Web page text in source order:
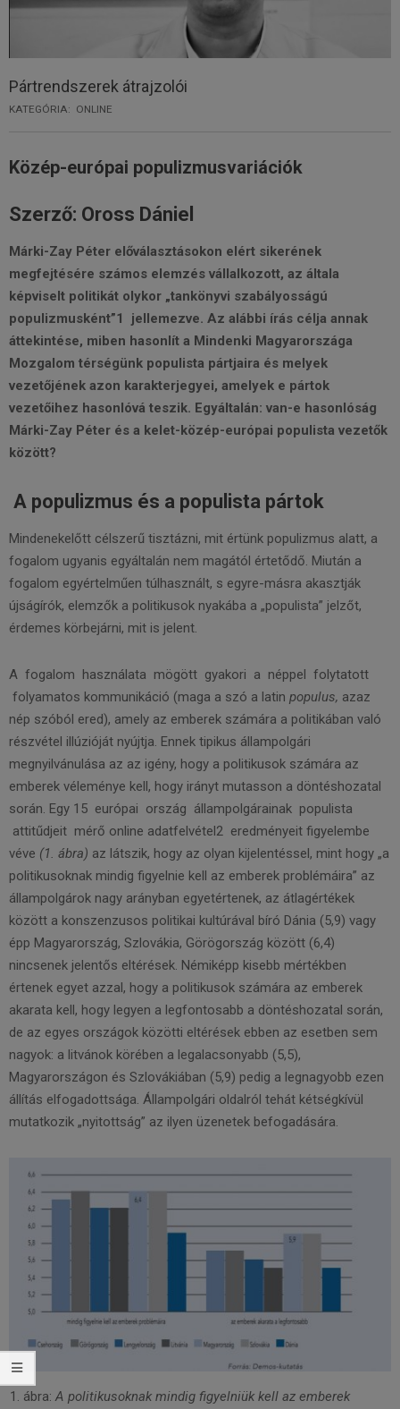
Pártrendszerek átrajzolói
KATEGÓRIA: ONLINE
Közép-európai populizmusvariációk
Szerző: Oross Dániel
Márki-Zay Péter előválasztásokon elért sikerének
megfejtésére számos elemzés vállalkozott, az általa
képviselt politikát olykor „tankönyvi szabályosságú
populizmusként”1 jellemezve. Az alábbi írás célja annak
áttekintése, miben hasonlít a Mindenki Magyarországa
Mozgalom térségünk populista pártjaira és melyek
vezetőjének azon karakterjegyei, amelyek e pártok
vezetőihez hasonlóvá teszik. Egyáltalán: van-e hasonlóság
Márki-Zay Péter és a kelet-közép-európai populista vezetők
között?
A populizmus és a populista pártok
Mindenekelőtt célszerű tisztázni, mit értünk populizmus alatt, a
fogalom ugyanis egyáltalán nem magától értetődő. Miután a
fogalom egyértelműen túlhasznált, s egyre-másra akasztják
újságírók, elemzők a politikusok nyakába a „populista” jelzőt,
érdemes körbejárni, mit is jelent.
A fogalom használata mögött gyakori a néppel folytatott
folyamatos kommunikáció (maga a szó a latin populus, azaz
nép szóból ered), amely az emberek számára a politikában való
részvétel illúzióját nyújtja. Ennek tipikus állampolgári
megnyilvánulása az az igény, hogy a politikusok számára az
emberek véleménye kell, hogy irányt mutasson a döntéshozatal
során. Egy 15 európai ország állampolgárainak populista
attitűdjeit mérő online adatfelvétel2 eredményeit figyelembe
véve (1. ábra) az látszik, hogy az olyan kijelentéssel, mint hogy „a
politikusoknak mindig figyelnie kell az emberek problémáira” az
állampolgárok nagy arányban egyetértenek, az átlagértékek
között a konszenzusos politikai kultúrával bíró Dánia (5,9) vagy
épp Magyarország, Szlovákia, Görögország között (6,4)
nincsenek jelentős eltérések. Némiképp kisebb mértékben
értenek egyet azzal, hogy a politikusok számára az emberek
akarata kell, hogy legyen a legfontosabb a döntéshozatal során,
de az egyes országok közötti eltérések ebben az esetben sem
nagyok: a litvánok körében a legalacsonyabb (5,5),
Magyarországon és Szlovákiában (5,9) pedig a legnagyobb ezen
állítás elfogadottsága. Állampolgári oldalról tehát kétségkívül
mutatkozik „nyitottság” az ilyen üzenetek befogadására.
ábra:A politikusoknak mindig figyelniük kell az emberek